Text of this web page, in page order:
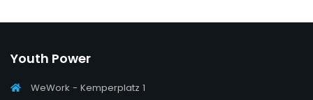
Youth Power
WeWork - Kemperplatz 1